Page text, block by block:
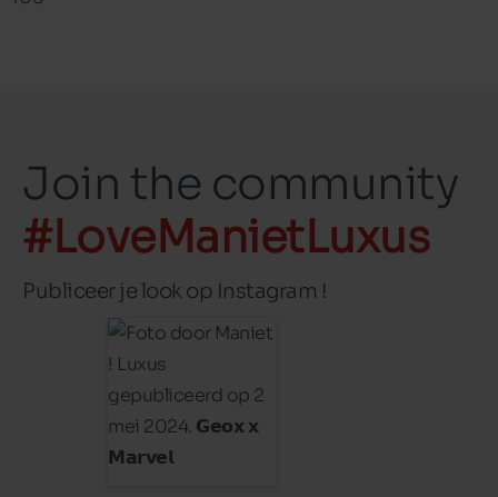
Join the community
#LoveManietLuxus
Publiceer je look op Instagram !